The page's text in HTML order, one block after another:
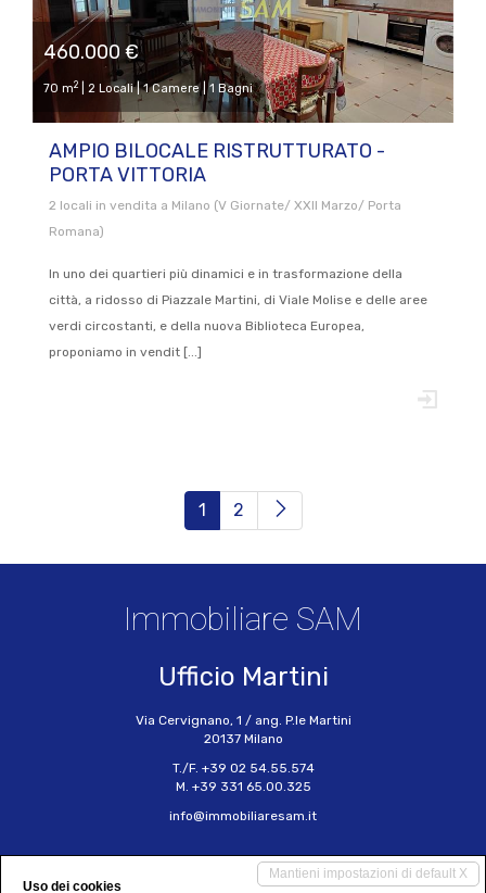
460.000 €
70 m2 | 2 Locali | 1 Camere | 1 Bagni
AMPIO BILOCALE RISTRUTTURATO -
PORTA VITTORIA
2 locali in vendita a Milano (V Giornate/ XXII Marzo/ Porta
Romana)
In uno dei quartieri più dinamici e in trasformazione della
città, a ridosso di Piazzale Martini, di Viale Molise e delle aree
verdi circostanti, e della nuova Biblioteca Europea,
proponiamo in vendit [...]
1(current)
2
Immobiliare SAM
Ufficio Martini
Via Cervignano, 1 / ang. P.le Martini
20137 Milano
T./F. +39 02 54.55.574
M. +39 331 65.00.325
info@immobiliaresam.it
Ufficio Monte NeroMantieni impostazioni di default X
Uso dei cookies